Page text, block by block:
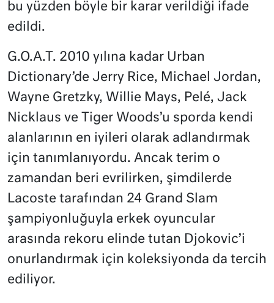
bu yüzden böyle bir karar verildiği ifade
edildi.
G.O.A.T. 2010 yılına kadar Urban
Dictionary’de Jerry Rice, Michael Jordan,
Wayne Gretzky, Willie Mays, Pelé, Jack
Nicklaus ve Tiger Woods’u sporda kendi
alanlarının en iyileri olarak adlandırmak
için tanımlanıyordu. Ancak terim o
zamandan beri evrilirken, şimdilerde
Lacoste tarafından 24 Grand Slam
şampiyonluğuyla erkek oyuncular
arasında rekoru elinde tutan Djokovic’i
onurlandırmak için koleksiyonda da tercih
ediliyor.